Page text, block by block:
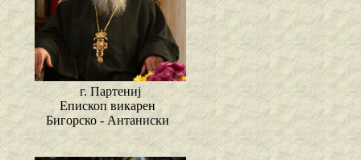
г. Партениј
Епископ викарен
Бигорско - Антаниски